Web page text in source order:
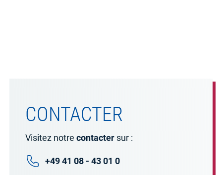
CONTACTER
Visitez notrecontacter sur :
+49 41 08 - 43 01 0